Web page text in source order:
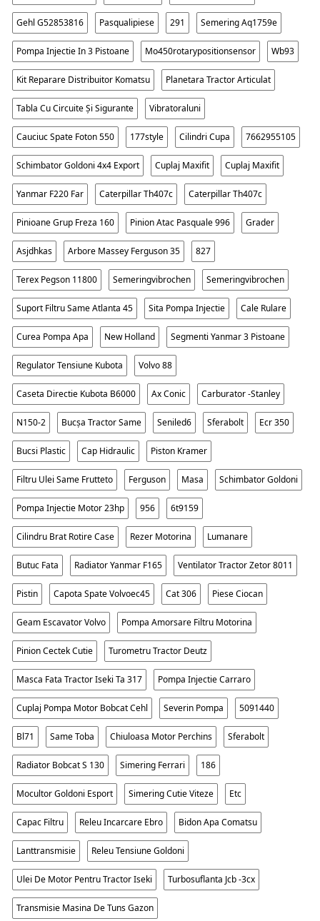
Gehl G52853816 Pasqualipiese 291 Semering Aq1759e
Pompa Injectie In 3 Pistoane Mo450rotarypositionsensor Wb93
Kit Reparare Distribuitor Komatsu Planetara Tractor Articulat
Tabla Cu Circuite Și Sigurante Vibratoraluni
Cauciuc Spate Foton 550 177style Cilindri Cupa 7662955105
Schimbator Goldoni 4x4 Export Cuplaj Maxifit Cuplaj Maxifit
Yanmar F220 Far Caterpillar Th407c Caterpillar Th407c
Pinioane Grup Freza 160 Pinion Atac Pasquale 996 Grader
Asjdhkas Arbore Massey Ferguson 35 827
Terex Pegson 11800 Semeringvibrochen Semeringvibrochen
Suport Filtru Same Atlanta 45 Sita Pompa Injectie Cale Rulare
Curea Pompa Apa New Holland Segmenti Yanmar 3 Pistoane
Regulator Tensiune Kubota Volvo 88
Caseta Directie Kubota B6000 Ax Conic Carburator -stanley
N150-2 Bucșa Tractor Same Seniled6 Sferabolt Ecr 350
Bucsi Plastic Cap Hidraulic Piston Kramer
Filtru Ulei Same Frutteto Ferguson Masa Schimbator Goldoni
Pompa Injectie Motor 23hp 956 6t9159
Cilindru Brat Rotire Case Rezer Motorina Lumanare
Butuc Fata Radiator Yanmar F165 Ventilator Tractor Zetor 8011
Pistin Capota Spate Volvoec45 Cat 306 Piese Ciocan
Geam Escavator Volvo Pompa Amorsare Filtru Motorina
Pinion Cectek Cutie Turometru Tractor Deutz
Masca Fata Tractor Iseki Ta 317 Pompa Injectie Carraro
Cuplaj Pompa Motor Bobcat Cehl Severin Pompa 5091440
Bl71 Same Toba Chiuloasa Motor Perchins Sferabolt
Radiator Bobcat S 130 Simering Ferrari 186
Mocultor Goldoni Esport Simering Cutie Viteze Etc
Capac Filtru Releu Incarcare Ebro Bidon Apa Comatsu
Lanttransmisie Releu Tensiune Goldoni
Ulei De Motor Pentru Tractor Iseki Turbosuflanta Jcb -3cx
Transmisie Masina De Tuns Gazon